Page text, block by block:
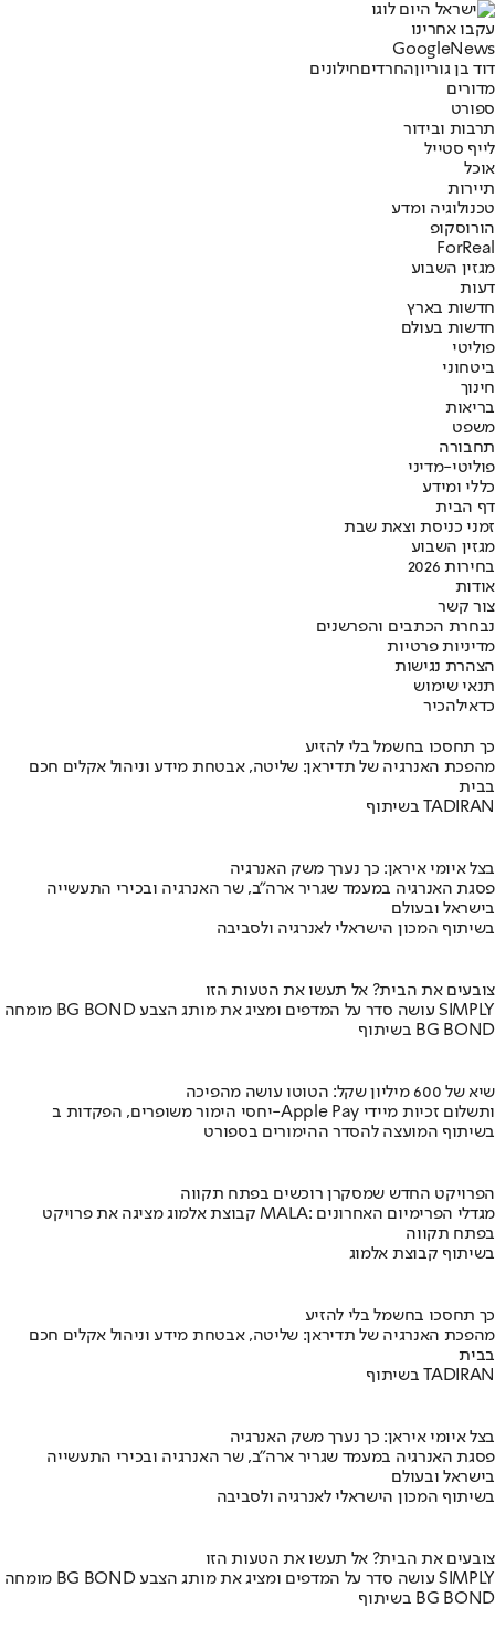
עקבו אחרינו
Googl eNews
דוד בן גוריוןהחרדיםחילונים
מדורים
ספורט
תרבות ובידור
לייף סטייל
אוכל
תיירות
טכנולוגיה ומדע
הורוסקופ
ForReal
מגזין השבוע
דעות
חדשות בארץ
חדשות בעולם
פוליטי
ביטחוני
חינוך
בריאות
משפט
תחבורה
פוליטי-מדיני
כללי ומידע
דף הבית
זמני כניסת וצאת שבת
מגזין השבוע
בחירות 2026
אודות
צור קשר
נבחרת הכתבים והפרשנים
מדיניות פרטיות
הצהרת נגישות
תנאי שימוש
כדאילהכיר
כך תחסכו בחשמל בלי להזיע
מהפכת האנרגיה של תדיראן: שליטה, אבטחת מידע וניהול אקלים חכם
בבית
בשיתוף TADIRAN
בצל איומי איראן: כך נערך משק האנרגיה
פסגת האנרגיה במעמד שגריר ארה"ב, שר האנרגיה ובכירי התעשייה
בישראל ובעולם
בשיתוף המכון הישראלי לאנרגיה ולסביבה
צובעים את הבית? אל תעשו את הטעות הזו
מומחה BG BOND עושה סדר על המדפים ומציג את מותג הצבע SIMPLY
בשיתוף BG BOND
שיא של 600 מיליון שקל: הטוטו עושה מהפיכה
יחסי הימור משופרים, הפקדות ב-Apple Pay ותשלום זכיות מיידי
בשיתוף המועצה להסדר ההימורים בספורט
הפרויקט החדש שמסקרן רוכשים בפתח תקווה
קבוצת אלמוג מציגה את פרויקט MALA: מגדלי הפרימיום האחרונים
בפתח תקווה
בשיתוף קבוצת אלמוג
כך תחסכו בחשמל בלי להזיע
מהפכת האנרגיה של תדיראן: שליטה, אבטחת מידע וניהול אקלים חכם
בבית
בשיתוף TADIRAN
בצל איומי איראן: כך נערך משק האנרגיה
פסגת האנרגיה במעמד שגריר ארה"ב, שר האנרגיה ובכירי התעשייה
בישראל ובעולם
בשיתוף המכון הישראלי לאנרגיה ולסביבה
צובעים את הבית? אל תעשו את הטעות הזו
מומחה BG BOND עושה סדר על המדפים ומציג את מותג הצבע SIMPLY
בשיתוף BG BOND